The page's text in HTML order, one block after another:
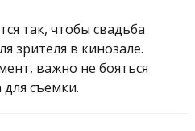
так, чтобы свадьба
зрителя в кинозале.
важно не бояться
съемки.